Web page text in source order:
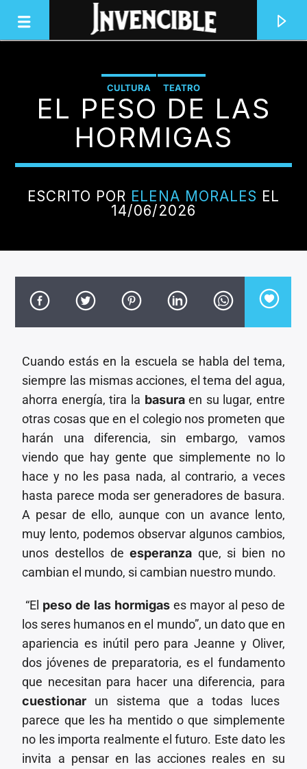
INVENCIBLE RADIO
JUNTOS SOMOS INVENCIBLES
CANCIÓN ACTUAL
TÍTULO
Invencible Radio
CULTURA TEATRO
EL PESO DE LAS
HORMIGAS
ESCRITO POR ELENA MORALES EL
14/06/2026
Cuando estás en la escuela se habla del tema,
siempre las mismas acciones, el tema del agua,
ahorra energía, tira la basuraen su lugar, entre
otras cosas que en el colegio nos prometen que
harán una diferencia, sin embargo, vamos
viendo que hay gente que simplemente no lo
hace y no les pasa nada, al contrario, a veces
hasta parece moda ser generadores de basura.
A pesar de ello, aunque con un avance lento,
muy lento, podemos observar algunos cambios,
unos destellos deesperanza que, si bien no
cambian el mundo, si cambian nuestro mundo.
“El peso de las hormigas es mayor al peso de
los seres humanos en el mundo”, un dato que en
apariencia es inútil pero para Jeanne y Oliver,
dos jóvenes de preparatoria, es el fundamento
que necesitan para hacer una diferencia, para
cuestionar un sistema que a todas luces
parece que les ha mentido o que simplemente
no les importa realmente el futuro. Este dato les
invita a pensar en las acciones reales en su